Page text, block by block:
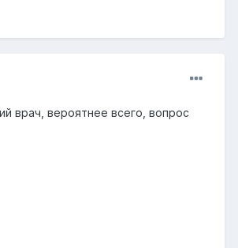
врач, вероятнее всего, вопрос